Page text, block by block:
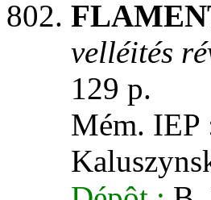
velléités
129 p.
Mém. IEP